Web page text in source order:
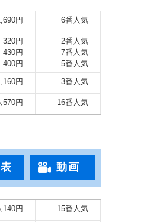
円 6番人気
320円
430円
400円
2番人気
7番人気
5番人気
円 3番人気
円 16番人気
動画
円 15番人気